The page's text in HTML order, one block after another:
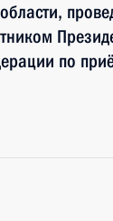
по